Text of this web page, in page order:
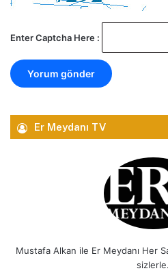
Enter Captcha Here :
Er Meydanı TV
Mustafa Alkan ile Er Meydanı Her
sizlerle.